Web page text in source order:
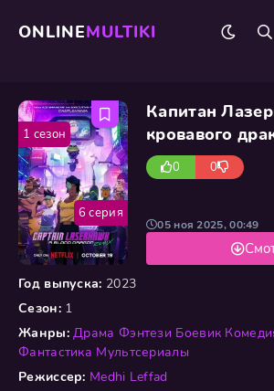
ONLINEMULTIKI
Капитан
кровавого
0 0
Год выпуска: 2023
Сезон:1
Жанры: Драма Фэнтези Боевик
Фантастика Мультсериалы
Режиссер: Medhi Leffad
05 ноя 2025, 00:49
6 серия
1 сезон